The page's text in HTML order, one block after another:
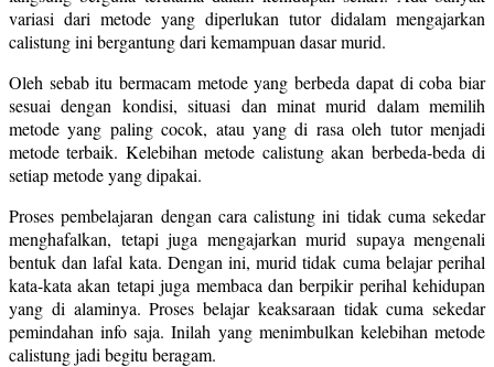
variasi dari metode yang diperlukan tutor didalam mengajarkan
calistung ini bergantung dari kemampuan dasar murid.
Oleh sebab itu bermacam metode yang berbeda dapat di coba biar
sesuai dengan kondisi, situasi dan minat murid dalam memilih
metode yang paling cocok, atau yang di rasa oleh tutor menjadi
metode terbaik. Kelebihan metode calistung akan berbeda-beda di
setiap metode yang dipakai.
Proses pembelajaran dengan cara calistung ini tidak cuma sekedar
menghafalkan, tetapi juga mengajarkan murid supaya mengenali
bentuk dan lafal kata. Dengan ini, murid tidak cuma belajar perihal
kata-kata akan tetapi juga membaca dan berpikir perihal kehidupan
yang di alaminya. Proses belajar keaksaraan tidak cuma sekedar
pemindahan info saja. Inilah yang menimbulkan kelebihan metode
calistung jadi begitu beragam.